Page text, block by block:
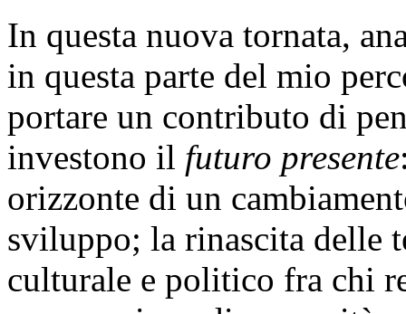
In questa nuova tornata,
in questa parte del mio
portare un contributo di
investono il futuro presente
orizzonte di un
sviluppo; la rinascita delle
culturale e politico fra chi